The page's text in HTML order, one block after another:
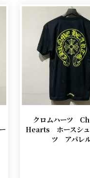
クロムハーツ
Hearts ホースシュ
ツ アパレ